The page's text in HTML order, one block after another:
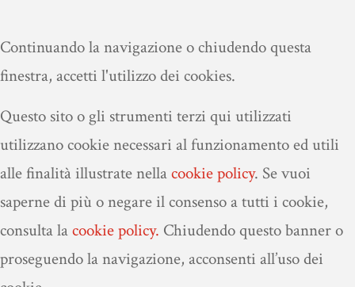
Continuando la navigazione o chiudendo questa
finestra, accetti l'utilizzo dei cookies.
Questo sito o gli strumenti terzi qui utilizzati
utilizzano cookie necessari al funzionamento ed utili
alle finalità illustrate nellacookie policy. Se vuoi
saperne di più o negare il consenso a tutti i cookie,
consulta lacookie policy. Chiudendo questo banner o
proseguendo la navigazione, acconsenti all’uso dei